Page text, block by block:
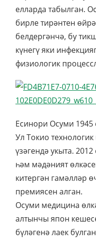
елларда табылган.
бирле тирәнтен
белдергәнчә, бу
күнегү яки
физиологик
Есинори Осуми 1945
Ул Токио
үзәгендә укыта.
һәм мәдәният
китергән гамәлләр
премиясен алган.
Осуми медицина
алтынчы япон
бүләгенә лаек